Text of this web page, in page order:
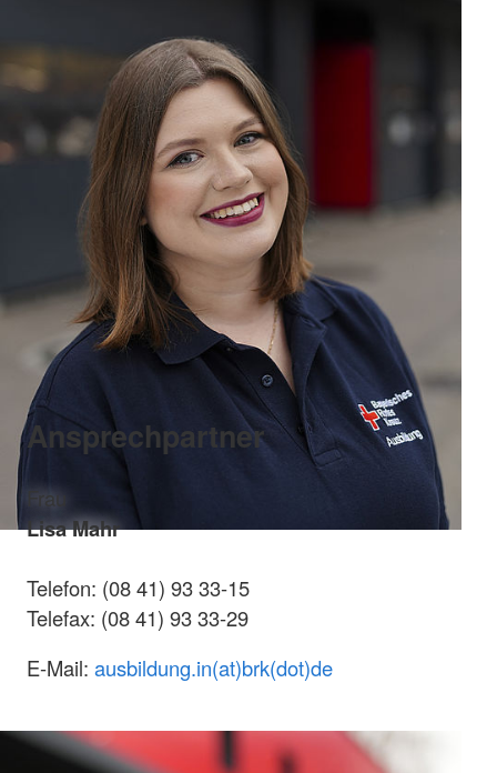
Ansprechpartner
Frau
Lisa Mahr
Telefon: (08 41) 93 33-15
Telefax: (08 41) 93 33-29
E-Mail: ausbildung.in(at)brk(dot)de